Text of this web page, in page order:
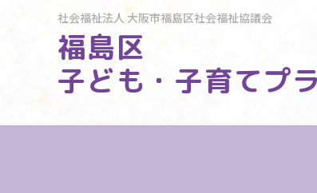
社会福祉法人大阪市福島区社会福祉協議会
福島区
子ども・子育てプ